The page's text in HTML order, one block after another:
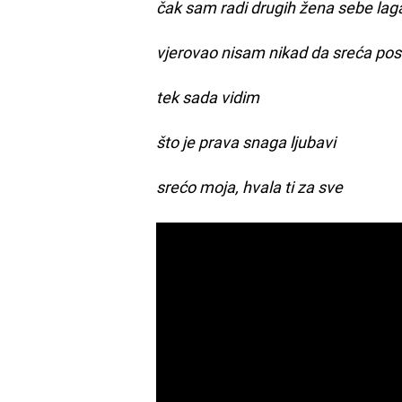
čak sam radi drugih žena sebe
vjerovao nisam nikad da sreća
tek sada vidim
što je prava snaga ljubavi
srećo moja, hvala ti za sve